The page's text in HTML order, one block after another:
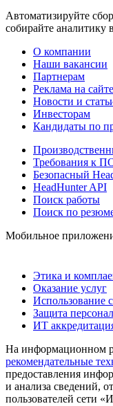
Автоматизируйте
собирайте аналитику
О компании
Наши вакансии
Партнерам
Реклама на сайте
Новости и
Инвесторам
Кандидаты по
Требования к
Безопасный
HeadHunter API
Поиск работы
Поиск по
Мобильное
Этика и
Оказание услуг
Использование
Защита
ИТ
На информационном
рекомендательные
предоставления
и анализа сведений,
пользователей сети